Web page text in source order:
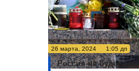
26 марта, 2024 1:05 дп
Россия не будет